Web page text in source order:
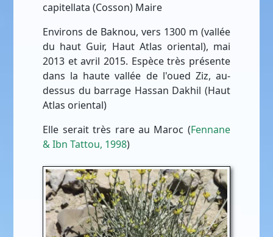
capitellata (Cosson) Maire
Environs de Baknou, vers 1300 m (vallée
du haut Guir, Haut Atlas oriental), mai
2013 et avril 2015. Espèce très présente
dans la haute vallée de l'oued Ziz, au-
dessus du barrage Hassan Dakhil (Haut
Atlas oriental)
Elle serait très rare au Maroc (Fennane
& Ibn Tattou, 1998)